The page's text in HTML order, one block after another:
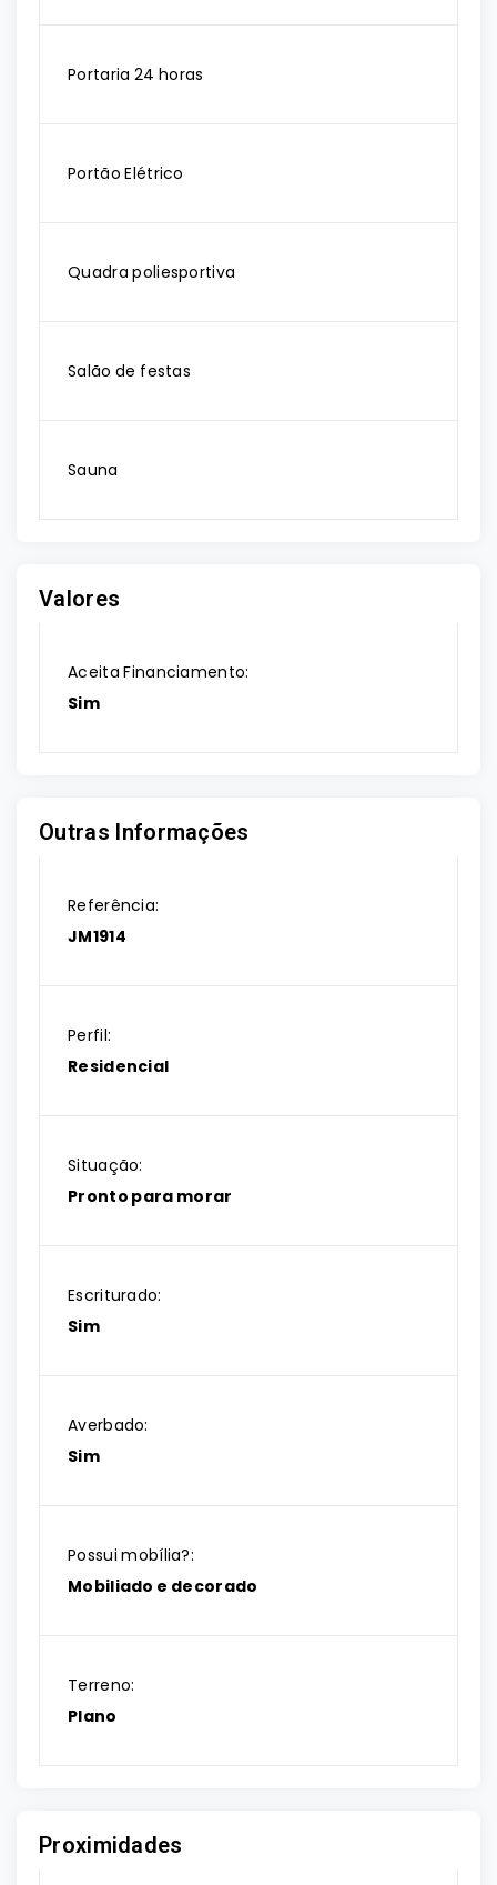
Portaria 24 horas
Portão Elétrico
Quadra poliesportiva
Salão de festas
Sauna
Valores
Aceita Financiamento:
Sim
Outras Informações
Referência:
JM1914
Perfil:
Residencial
Situação:
Pronto para morar
Escriturado:
Sim
Averbado:
Sim
Possui mobília?:
Mobiliado e decorado
Terreno:
Plano
Proximidades